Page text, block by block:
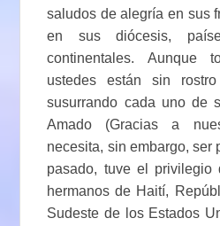
saludos de alegría en sus
en sus diócesis,
continentales. Aunque
ustedes están sin
susurrando cada uno de
Amado (Gracias a
necesita, sin embargo, ser
pasado, tuve el privilegio
hermanos de Haití,
Sudeste de los Estados